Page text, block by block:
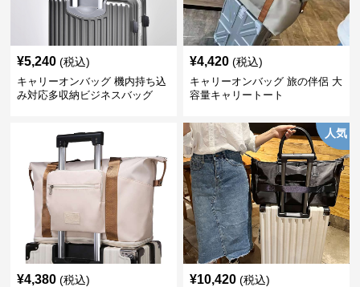
¥5,240 (税込)
キャリーオンバッグ 機内持ち込
み対応多収納ビジネスバッグ
¥4,420 (税込)
キャリーオンバッグ 旅の伴侶 大
容量キャリートート
¥4,380 (税込)
人気
¥10,420 (税込)